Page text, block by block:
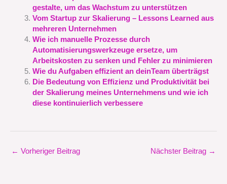
gestalte, um das Wachstum zu unterstützen
Vom Startup zur Skalierung – Lessons Learned aus
mehreren Unternehmen
Wie ich manuelle Prozesse durch
Automatisierungswerkzeuge ersetze, um
Arbeitskosten zu senken und Fehler zu minimieren
Wie du Aufgaben effizient an deinTeam überträgst
Die Bedeutung von Effizienz und Produktivität bei
der Skalierung meines Unternehmens und wie ich
diese kontinuierlich verbessere
← Vorheriger Beitrag Nächster Beitrag →